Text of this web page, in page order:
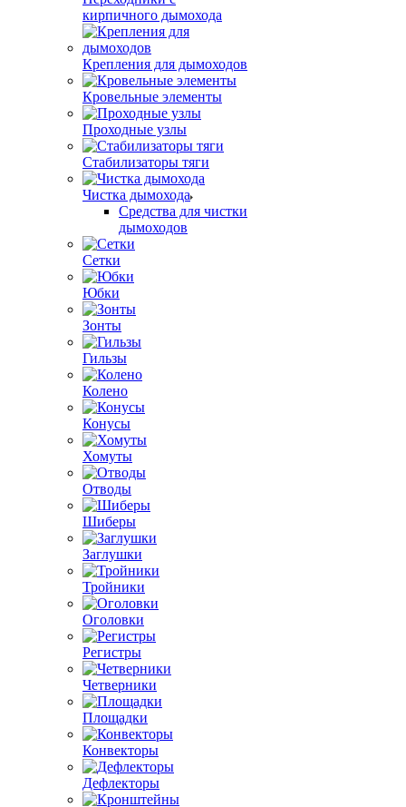
кирпичного дымохода
Крепления для дымоходов
Кровельные элементы
Проходные узлы
Стабилизаторы тяги
Чистка дымохода
Средства для чистки
дымоходов
Сетки
Юбки
Зонты
Гильзы
Колено
Конусы
Хомуты
Отводы
Шиберы
Заглушки
Тройники
Оголовки
Регистры
Четверники
Площадки
Конвекторы
Дефлекторы